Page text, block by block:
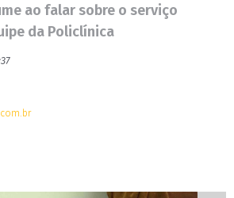
ao falar sobre o serviço
da Policlínica